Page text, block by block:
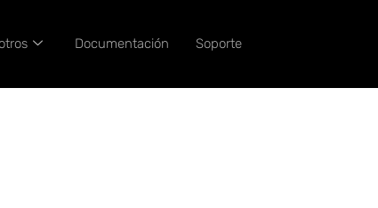
Documentación Soporte